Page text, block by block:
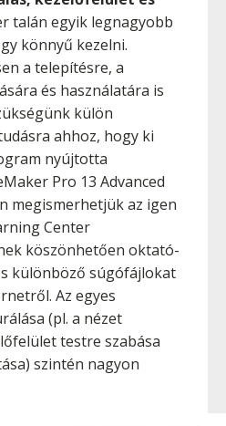
talán egyik legnagyobb
könnyű kezelni.
a telepítésre, a
és használatára is
külön
ahhoz, hogy ki
nyújtotta
Pro 13 Advanced
megismerhetjük az igen
Center
köszönhetően oktató-
különböző súgófájlokat
Az egyes
(pl. a nézet
testre szabása
szintén nagyon